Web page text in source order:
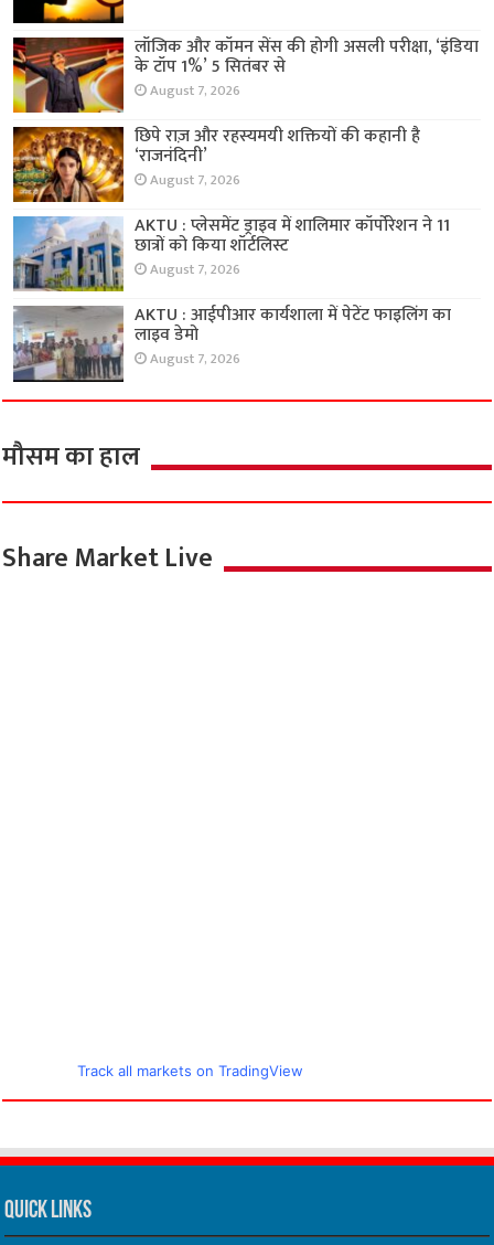
लॉजिक और कॉमन सेंस की होगी असली परीक्षा, ‘इंडिया
के टॉप 1%’ 5 सितंबर से
August 7, 2026
छिपे राज़ और रहस्यमयी शक्तियों की कहानी है
‘राजनंदिनी’
August 7, 2026
AKTU : प्लेसमेंट ड्राइव में शालिमार कॉर्पोरेशन ने 11
छात्रों को किया शॉर्टलिस्ट
August 7, 2026
AKTU : आईपीआर कार्यशाला में पेटेंट फाइलिंग का
लाइव डेमो
August 7, 2026
मौसम का हाल
Share Market Live
Track all markets on TradingView
Quick Links